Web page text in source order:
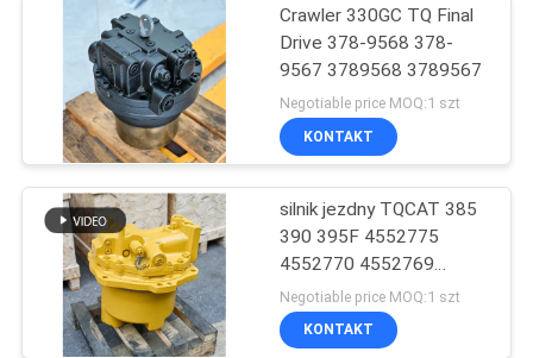
Crawler 330GC TQ Final
Drive 378-9568 378-
9567 3789568 3789567
Negotiable price MOQ:1 szt
KONTAKT
silnik jezdny TQCAT 385
390 395F 4552775
4552770 4552769
4552771 przekładnia
redukcyjna przekładni
głównej
Negotiable price MOQ:1 szt
KONTAKT